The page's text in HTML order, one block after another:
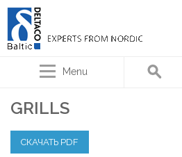
Menu
GRILLS
СКАЧАТЬ PDF